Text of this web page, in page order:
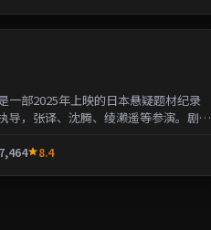
一部2025年上映的日本悬疑题材纪录
导，张译、沈腾、绫濑遥等参演。剧情
8.4